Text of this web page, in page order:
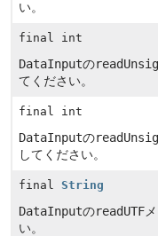
い。
final int
DataInputの
てください。
final int
DataInputの
してください。
final String
DataInputのreadUTF
い。